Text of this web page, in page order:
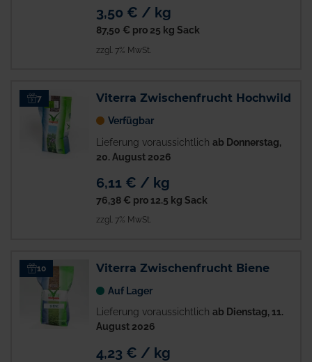
3,50 € / kg
87,50 € pro 25 kg Sack
zzgl. 7% MwSt.
7 Viterra Zwischenfrucht Hochwild
Verfügbar
Lieferung voraussichtlich ab Donnerstag,
20. August 2026
6,11 € / kg
76,38 € pro 12.5 kg Sack
zzgl. 7% MwSt.
10 Viterra Zwischenfrucht Biene
Auf Lager
Lieferung voraussichtlich ab Dienstag, 11.
August 2026
4,23 € / kg